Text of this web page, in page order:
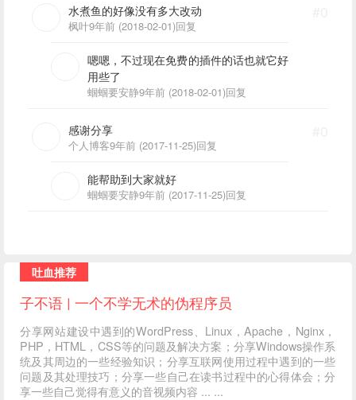
水煮鱼的好像没有多大改动
枫叶9年前 (2018-02-01)回复
嗯嗯，不过现在免费的插件的话也就它好
用些了
蝈蝈要安静9年前 (2018-02-01)回复
感谢分享
个人博客9年前 (2017-11-25)回复
能帮助到大家就好
蝈蝈要安静9年前 (2017-11-25)回复
吐血推荐
子不语 | 一个不学无术的伪程序员
分享网站建设中遇到的WordPress、Linux，Apache，Nginx，
PHP，HTML，CSS等的问题及解决方案；分享Windows操作系
统及其周边的一些经验知识；分享互联网使用过程中遇到的一些
问题及其处理技巧；分享一些自己在读书过程中的心得体会；分
享一些自己觉得有意义的音视频内容 ... ...